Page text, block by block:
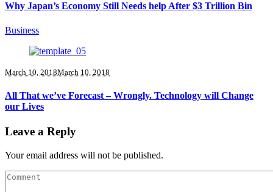
Why Japan’s Economy Still Needs help After $3 Trillion Bin
Business
March 10, 2018March 10, 2018
All That we’ve Forecast – Wrongly. Technology will Change
our Lives
Leave a Reply
Your email address will not be published.